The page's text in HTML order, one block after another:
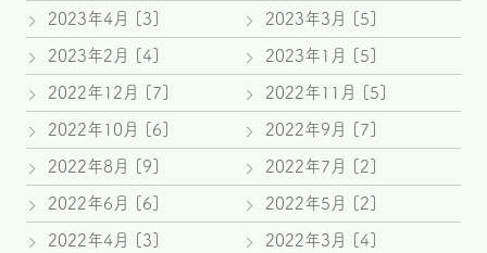
2023年4月 [3] 2023年3月 [5]
2023年2月 [4] 2023年1月 [5]
2022年12月 [7] 2022年11月 [5]
2022年10月 [6] 2022年9月 [7]
2022年8月 [9] 2022年7月 [2]
2022年6月 [6] 2022年5月 [2]
2022年4月 [3] 2022年3月 [4]